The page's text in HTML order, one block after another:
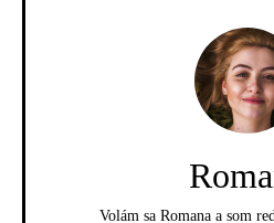
Volám sa Romana a som